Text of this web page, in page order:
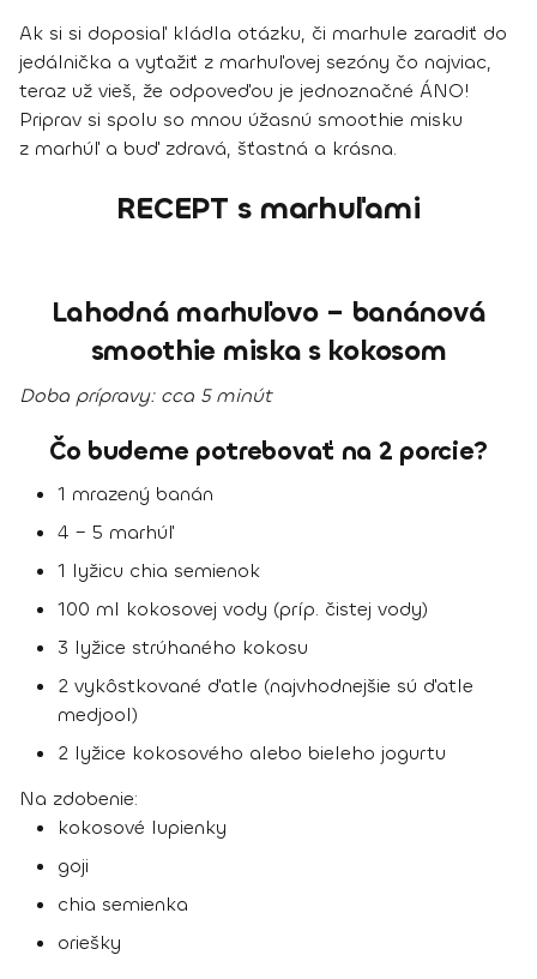
Ak si si doposiaľ kládla otázku, či marhule zaradiť do
jedálnička a vyťažiť z marhuľovej sezóny čo najviac,
teraz už vieš, že odpoveďou je jednoznačné ÁNO!
Priprav si spolu so mnou úžasnú smoothie misku
z marhúľ a buď zdravá, šťastná a krásna.
RECEPT s marhuľami
Lahodná marhuľovo – banánová
smoothie miska s kokosom
Doba prípravy: cca 5 minút
Čo budeme potrebovať na 2 porcie?
1 mrazený banán
4 – 5 marhúľ
1 lyžicu chia semienok
100 ml kokosovej vody (príp. čistej vody)
3 lyžice strúhaného kokosu
2 vykôstkované ďatle (najvhodnejšie sú ďatle
medjool)
2 lyžice kokosového alebo bieleho jogurtu
Na zdobenie:
kokosové lupienky
goji
chia semienka
oriešky